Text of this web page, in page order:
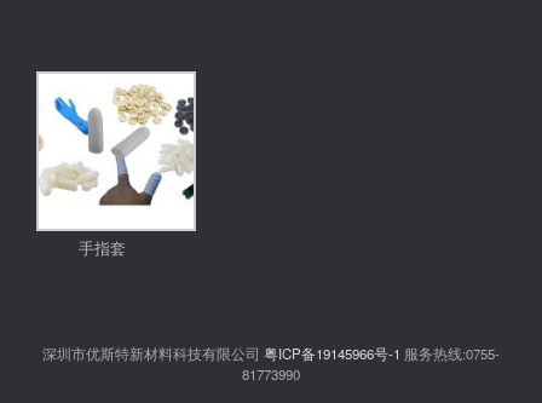
手指套
深圳市优斯特新材料科技有限公司 粤ICP备19145966号-1 服务热线:0755-
81773990